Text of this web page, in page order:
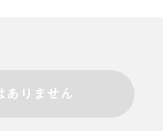
ありません